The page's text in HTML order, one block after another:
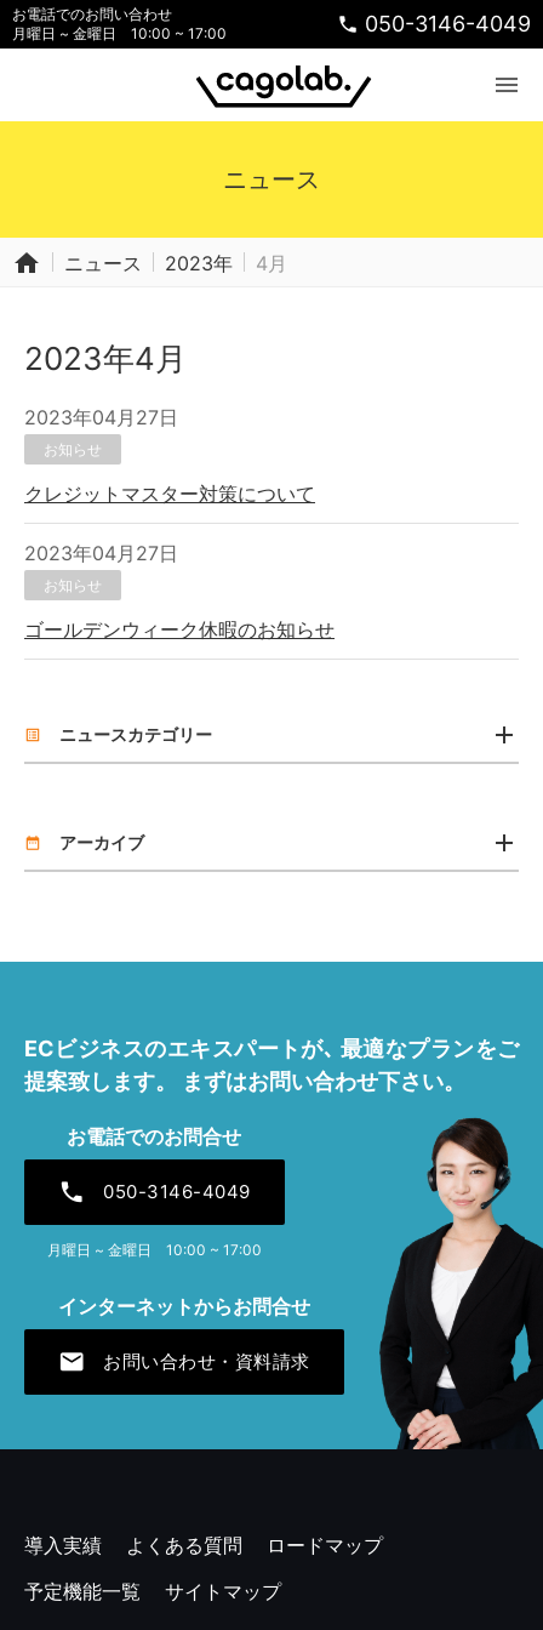
お電話でのお問い合わせ
月曜日 ~ 金曜日 10:00 ~ 17:00
phone 050-3146-4049
menu
ニュース
home ニュース 2023年 4月
2023年4月
2023年04月27日
お知らせ
クレジットマスター対策について
2023年04月27日
お知らせ
ゴールデンウィーク休暇のお知らせ
list_alt ニュースカテゴリー add
リリース
date_range アーカイブ add
2025年7月 [1]
2024年12月 [1]
2024年7月 [1]
2023年12月 [1]
2023年7月 [1]
2022年7月 [1]
2022年4月 [1]
ECビジネスのエキスパートが､ 最適なプランをご
提案致します。
まずはお問い合わせ下さい。
お電話でのお問合せ
phone 050-3146-4049
月曜日 ~ 金曜日 10:00 ~ 17:00
インターネットからお問合せ
mail お問い合わせ・資料請求
導入実績 よくある質問
ロードマップ
予定機能一覧
サイトマップ